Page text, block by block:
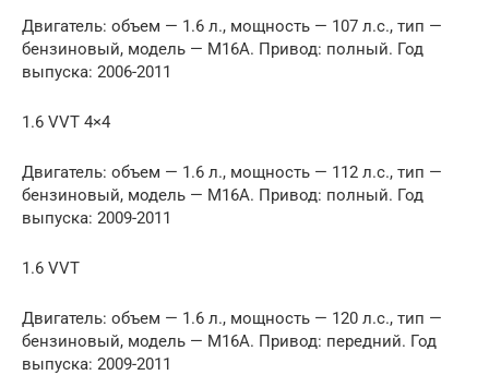
Двигатель: объем — 1.6 л., мощность — 107 л.с., тип —
бензиновый, модель — M16A. Привод: полный. Год
выпуска: 2006-2011
1.6 VVT 4×4
Двигатель: объем — 1.6 л., мощность — 112 л.с., тип —
бензиновый, модель — M16A. Привод: полный. Год
выпуска: 2009-2011
1.6 VVT
Двигатель: объем — 1.6 л., мощность — 120 л.с., тип —
бензиновый, модель — M16A. Привод: передний. Год
выпуска: 2009-2011